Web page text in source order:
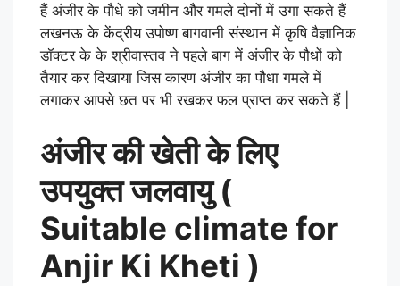
हैं अंजीर के पौधे को जमीन और गमले दोनों में उगा सकते हैं
लखनऊ के केंद्रीय उपोष्ण बागवानी संस्थान में कृषि वैज्ञानिक
डॉक्टर के के श्रीवास्तव ने पहले बाग में अंजीर के पौधों को
तैयार कर दिखाया जिस कारण अंजीर का पौधा गमले में
लगाकर आपसे छत पर भी रखकर फल प्राप्त कर सकते हैं |
अंजीर की खेती के लिए
उपयुक्त जलवायु (
Suitable climate for
Anjir Ki Kheti )